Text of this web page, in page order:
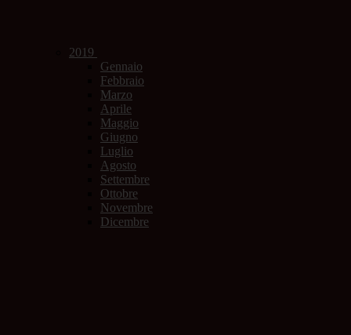
2019
Gennaio
Febbraio
Marzo
Aprile
Maggio
Giugno
Luglio
Agosto
Settembre
Ottobre
Novembre
Dicembre